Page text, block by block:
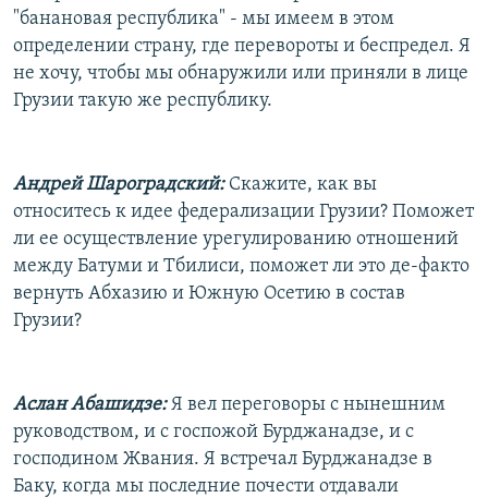
"банановая республика" - мы имеем в этом
определении страну, где перевороты и беспредел. Я
не хочу, чтобы мы обнаружили или приняли в лице
Грузии такую же республику.
Андрей Шароградский:Скажите, как вы
относитесь к идее федерализации Грузии? Поможет
ли ее осуществление урегулированию отношений
между Батуми и Тбилиси, поможет ли это де-факто
вернуть Абхазию и Южную Осетию в состав
Грузии?
Аслан Абашидзе:Я вел переговоры с нынешним
руководством, и с госпожой Бурджанадзе, и с
господином Жвания. Я встречал Бурджанадзе в
Баку, когда мы последние почести отдавали